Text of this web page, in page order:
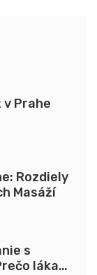
v Prahe
Rozdiely
Masáží
s
láka